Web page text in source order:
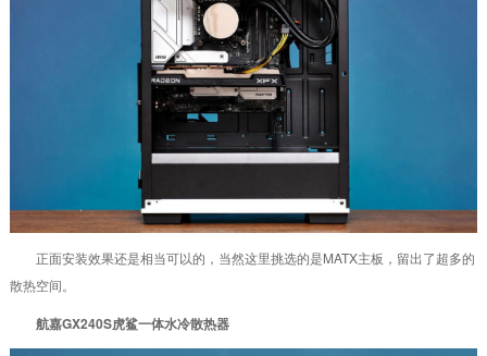
正面安装效果还是相当可以的，当然这里挑选的是MATX主板，留出了超多的
散热空间。
航嘉GX240S虎鲨一体水冷散热器